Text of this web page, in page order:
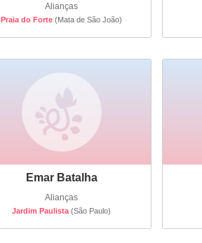
Alianças
Praia do Forte (Mata de São João)
Emar Batalha
Alianças
Jardim Paulista (São Paulo)